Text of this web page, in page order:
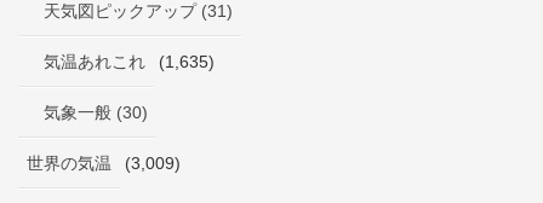
天気図ピックアップ (31)
気温あれこれ (1,635)
気象一般 (30)
世界の気温 (3,009)